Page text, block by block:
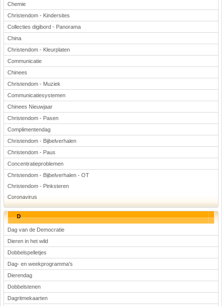
Chemie
Christendom - Kindersites
Collecties digibord - Panorama
China
Christendom - Kleurplaten
Communicatie
Chinees
Christendom - Muziek
Communicatiesystemen
Chinees Nieuwjaar
Christendom - Pasen
Complimentendag
Christendom - Bijbelverhalen
Christendom - Paus
Concentratieproblemen
Christendom - Bijbelverhalen - OT
Christendom - Pinksteren
Coronavirus
D
Dag van de Democratie
Dieren in het wild
Dobbelspelletjes
Dag- en weekprogramma's
Dierendag
Dobbelstenen
Dagritmekaarten